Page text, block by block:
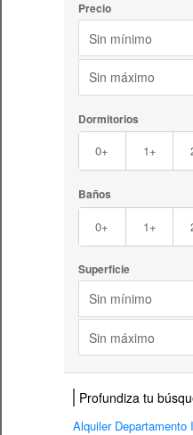
Precio
Sin mínimo
Sin máximo
Dormitorios
0+ 1+
Baños
0+ 1+
Superficie
Sin mínimo
Sin máximo
Profundiza tu
Alquiler Departamento